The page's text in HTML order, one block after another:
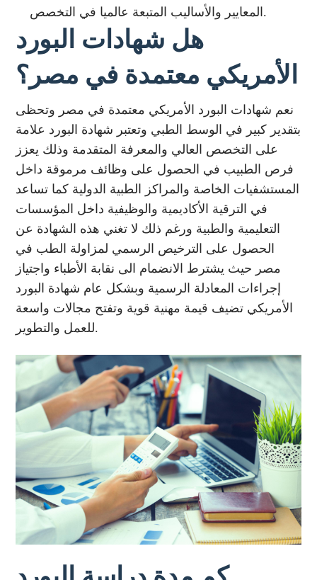
المعايير والأساليب المتبعة عالميا في التخصص.
هل شهادات البورد
الأمريكي معتمدة في مصر؟
نعم شهادات البورد الأمريكي معتمدة في مصر وتحظى
بتقدير كبير في الوسط الطبي وتعتبر شهادة البورد علامة
على التخصص العالي والمعرفة المتقدمة وذلك يعزز
فرص الطبيب في الحصول على وظائف مرموقة داخل
المستشفيات الخاصة والمراكز الطبية الدولية كما تساعد
في الترقية الأكاديمية والوظيفية داخل المؤسسات
التعليمية والطبية ورغم ذلك لا تغني هذه الشهادة عن
الحصول على الترخيص الرسمي لمزاولة الطب في
مصر حيث يشترط الانضمام الى نقابة الأطباء واجتياز
إجراءات المعادلة الرسمية وبشكل عام شهادة البورد
الأمريكي تضيف قيمة مهنية قوية وتفتح مجالات واسعة
للعمل والتطوير.